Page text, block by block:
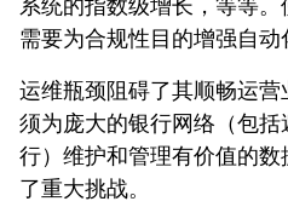
需要为合规性目的增强自动
运维瓶颈阻碍了其顺畅运
须为庞大的银行网络（包
行）维护和管理有价值的
了重大挑战。